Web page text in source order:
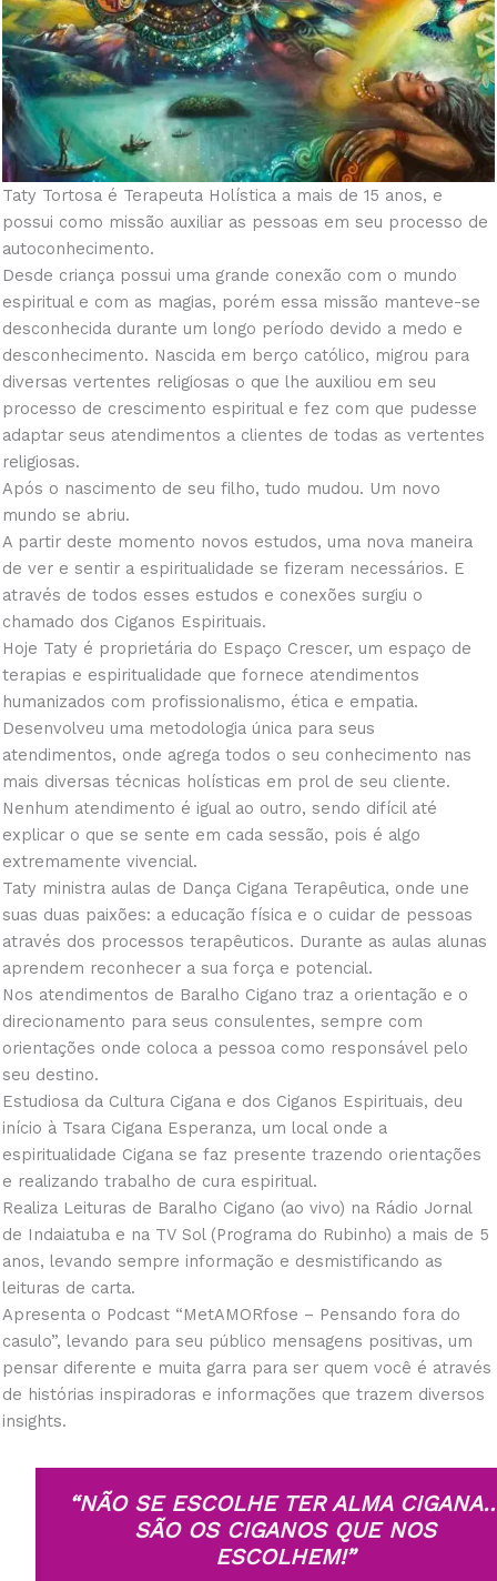
Taty Tortosa é Terapeuta Holística a mais de 15 anos, e
possui como missão auxiliar as pessoas em seu processo de
autoconhecimento.
Desde criança possui uma grande conexão com o mundo
espiritual e com as magias, porém essa missão manteve-se
desconhecida durante um longo período devido a medo e
desconhecimento. Nascida em berço católico, migrou para
diversas vertentes religiosas o que lhe auxiliou em seu
processo de crescimento espiritual e fez com que pudesse
adaptar seus atendimentos a clientes de todas as vertentes
religiosas.
Após o nascimento de seu filho, tudo mudou. Um novo
mundo se abriu.
A partir deste momento novos estudos, uma nova maneira
de ver e sentir a espiritualidade se fizeram necessários. E
através de todos esses estudos e conexões surgiu o
chamado dos Ciganos Espirituais.
Hoje Taty é proprietária do Espaço Crescer, um espaço de
terapias e espiritualidade que fornece atendimentos
humanizados com profissionalismo, ética e empatia.
Desenvolveu uma metodologia única para seus
atendimentos, onde agrega todos o seu conhecimento nas
mais diversas técnicas holísticas em prol de seu cliente.
Nenhum atendimento é igual ao outro, sendo difícil até
explicar o que se sente em cada sessão, pois é algo
extremamente vivencial.
Taty ministra aulas de Dança Cigana Terapêutica, onde une
suas duas paixões: a educação física e o cuidar de pessoas
através dos processos terapêuticos. Durante as aulas alunas
aprendem reconhecer a sua força e potencial.
Nos atendimentos de Baralho Cigano traz a orientação e o
direcionamento para seus consulentes, sempre com
orientações onde coloca a pessoa como responsável pelo
seu destino.
Estudiosa da Cultura Cigana e dos Ciganos Espirituais, deu
início à Tsara Cigana Esperanza, um local onde a
espiritualidade Cigana se faz presente trazendo orientações
e realizando trabalho de cura espiritual.
Realiza Leituras de Baralho Cigano (ao vivo) na Rádio Jornal
de Indaiatuba e na TV Sol (Programa do Rubinho) a mais de 5
anos, levando sempre informação e desmistificando as
leituras de carta.
Apresenta o Podcast “MetAMORfose – Pensando fora do
casulo”, levando para seu público mensagens positivas, um
pensar diferente e muita garra para ser quem você é através
de histórias inspiradoras e informações que trazem diversos
insights.
“NÃO SE ESCOLHE TER ALMA
SÃO OS CIGANOS QUE NOS
ESCOLHEM!”